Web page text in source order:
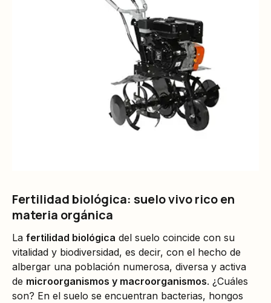
Fertilidad biológica: suelo vivo rico en
materia orgánica
La fertilidad biológica del suelo coincide con su
vitalidad y biodiversidad, es decir, con el hecho de
albergar una población numerosa, diversa y activa
de microorganismos y macroorganismos. ¿Cuáles
son? En el suelo se encuentran bacterias, hongos